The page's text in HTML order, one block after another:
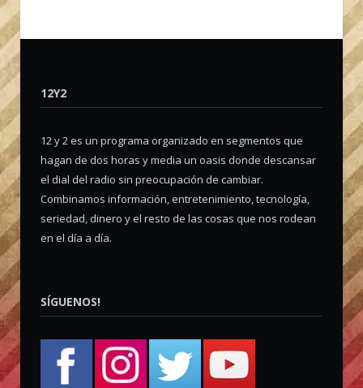
12Y2
12 y 2 es un programa organizado en segmentos que
hagan de dos horas y media un oasis donde descansar
el dial del radio sin preocupación de cambiar.
Combinamos información, entretenimiento, tecnología,
seriedad, dinero y el resto de las cosas que nos rodean
en el día a día.
SÍGUENOS!